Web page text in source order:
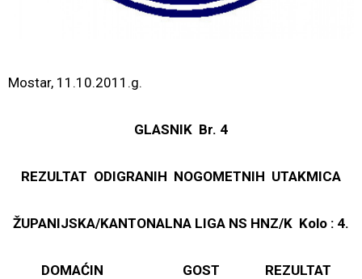
Mostar, 11.10.2011.g.
GLASNIK Br. 4
REZULTAT ODIGRANIH NOGOMETNIH UTAKMICA
ŽUPANIJSKA/KANTONALNA LIGA NS HNZ/K Kolo : 4.
DOMAĆIN GOST REZULTAT